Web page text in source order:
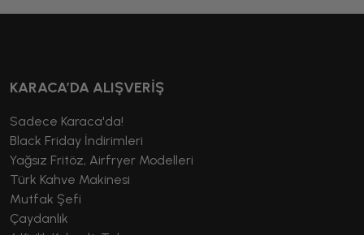
KARACA’DA ALIŞVERİŞ
Sadece Karaca'da!
Black Friday İndirimleri
Yağsız Fritöz, Airfryer Modelleri
Türk Kahve Makinesi
Mutfak Şefi
Çaydanlık